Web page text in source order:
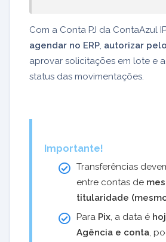
Com a Conta PJ da ContaAzul
agendar no ERP autorizar
aprovar solicitações em lote e
status das movimentações.
Importante!
Transferências
entre contas de
titularidade (mesmo
Para Pix, a data é
Agência e conta,